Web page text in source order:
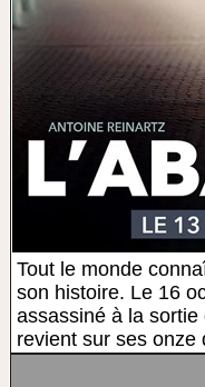
Tout le monde
son histoire. Le 16
assassiné à la
revient sur ses onze